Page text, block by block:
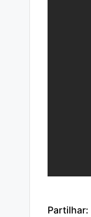
Partilhar: